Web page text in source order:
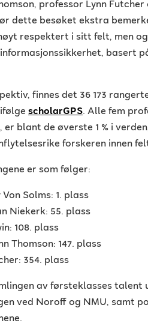
professor Lynn
dette besøket ekstra
respektert i sitt felt, men
basert
finnes det 36 173
scholarGPS. Alle fem
blant de øverste 1 % i
forskeren innen
er som følger:
Solms: 1. plass
Niekerk: 55. plass
108. plass
Thomson: 147. plass
354. plass
av førsteklasses talent
ved Noroff og NMU, samt